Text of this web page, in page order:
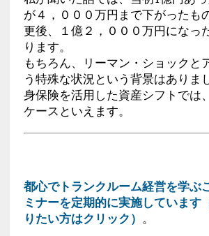
が４，０００万円まで下がったも
更後、１億２，０００万円になっ
ります。
もちろん、リーマン・ショックと
う特殊な状況という背景はありま
身保険を活用した資産シフトでは
ケースといえます。
都心でトランクルーム経営を学ぶ
ミナーを定期的に実施しています
りたい方はクリック） 。